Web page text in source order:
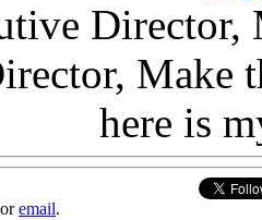
Director,
Make
here is
email.